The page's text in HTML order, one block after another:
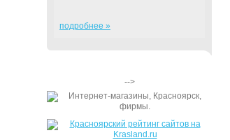
подробнее »
-->